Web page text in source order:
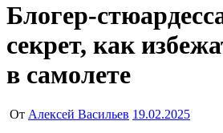
Блогер-
секрет, как
в самолете
От Алексей Васильев 19.02.2025